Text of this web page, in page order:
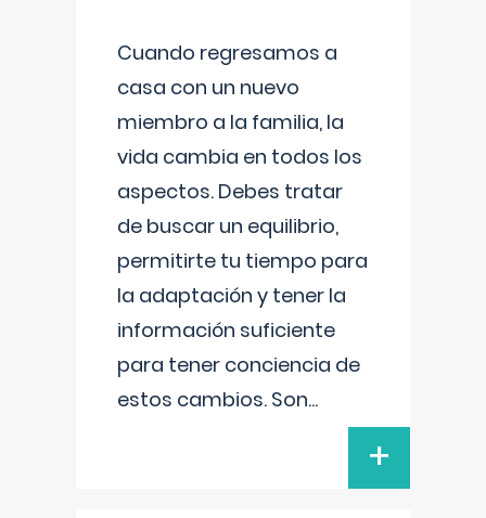
Cuando regresamos a
casa con un nuevo
miembro a la familia, la
vida cambia en todos los
aspectos. Debes tratar
de buscar un equilibrio,
permitirte tu tiempo para
la adaptación y tener la
información suficiente
para tener conciencia de
estos cambios. Son...
+